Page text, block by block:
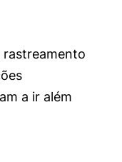
rastreamento
a ir além